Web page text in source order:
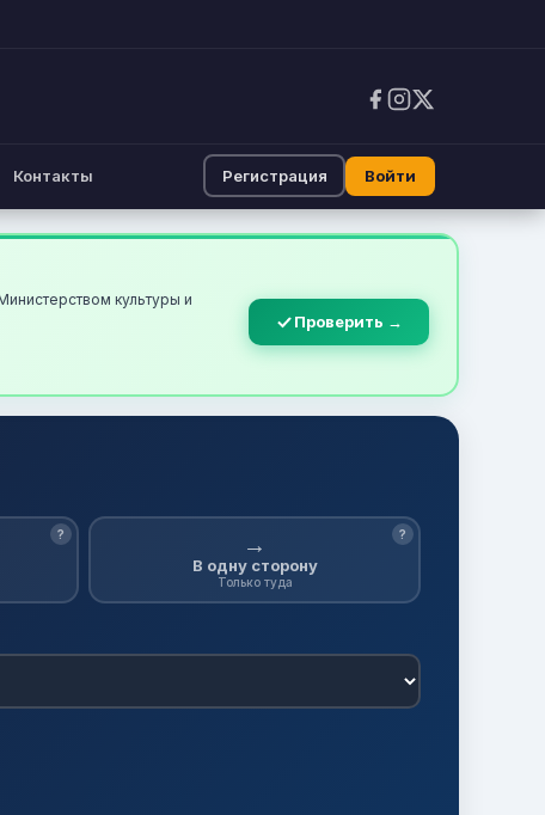
Контакты Регистрация Войти
культуры и
Проверить →
? →
В одну сторону
Только туда
?